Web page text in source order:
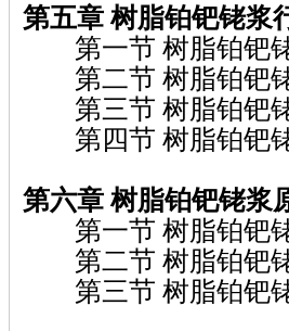
第五章 树脂铂钯铑浆
第一节 树脂铂钯
第二节 树脂铂钯铑
第三节 树脂铂钯
第四节 树脂铂钯铑
第六章 树脂铂钯铑浆
第一节 树脂铂钯
第二节 树脂铂钯铑
第三节 树脂铂钯铑